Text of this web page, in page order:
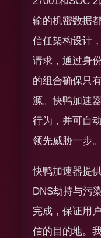
输的机密数据
信任架构设计
请求，通过身
的组合确保只
源。快鸭加速
行为，并可自
领先威胁一步。
快鸭加速器提
DNS劫持与污
完成，保证用
信的目的地。